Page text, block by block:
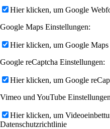
Hier klicken, um Google
Google Maps Einstellungen:
Hier klicken, um Google
Google reCaptcha Einstellungen:
Hier klicken, um Google
Vimeo und YouTube
Hier klicken, um
Datenschutzrichtlinie